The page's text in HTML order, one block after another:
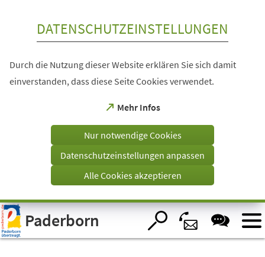
Visuelle
Assistenzsoftware
öffnen.
DATENSCHUTZEINSTELLUNGEN
Durch die Nutzung dieser Website erklären Sie sich damit
einverstanden, dass diese Seite Cookies verwendet.
Mehr Infos
(Öffnet
einem
Tab)
Nur notwendige Cookies
Datenschutzeinstellungen anpassen
Alle Cookies akzeptieren
Paderborn